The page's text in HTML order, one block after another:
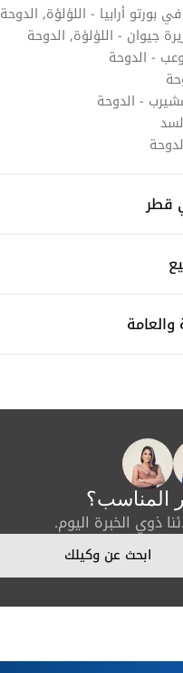
بورتو أرابيا - اللؤلؤة, الدوحة
جيوان - اللؤلؤة, الدوحة
- الدوحة
- الدوحة
قطر
والعامة
المناسب؟
ذوي الخبرة اليوم.
ابحث عن وكيلك